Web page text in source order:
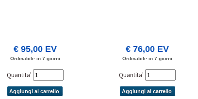
€ 95,00 EV
Ordinabile in 7 giorni
Quantita'
Aggiungi al carrello
€ 76,00 EV
Ordinabile in 7 giorni
Quantita'
Aggiungi al carrello